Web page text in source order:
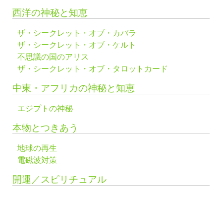
西洋の神秘と知恵
ザ・シークレット・オブ・カバラ
ザ・シークレット・オブ・ケルト
不思議の国のアリス
ザ・シークレット・オブ・タロットカード
中東・アフリカの神秘と知恵
エジプトの神秘
本物とつきあう
地球の再生
電磁波対策
開運／スピリチュアル